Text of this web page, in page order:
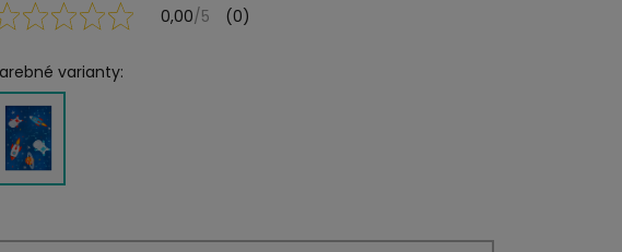
0,00/5 (0)
varianty: